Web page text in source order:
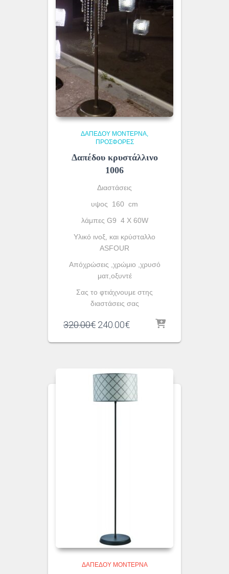
ΔΑΠΈΔΟΥ ΜΟΝΤΈΡΝΑ
ΠΡΟΣΦΟΡΕΣ
Δαπέδου κρυστάλλινο
1006
Διαστάσεις
υψος 160 cm
λάμπες G9 4 X 60W
Yλικό ινοξ, και κρύσταλλο
ASFOUR
Απόχρώσεις ,χρώμιο ,χρυσό
ματ,οξυντέ
Σας το φτιάχνουμε στης
διαστάσεις σας
320.00€ Original
was:
240.00€Η
τιμή
ΔΑΠΈΔΟΥ ΜΟΝΤΈΡΝΑ